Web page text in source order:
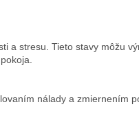
a stresu. Tieto stavy môžu
nálady a zmiernením